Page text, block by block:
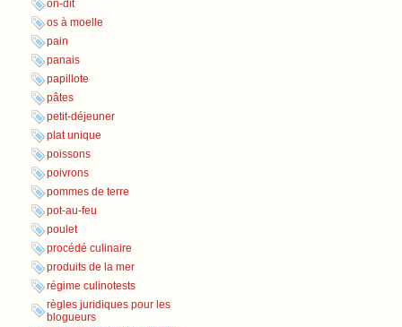
on-dit
os à moelle
pain
panais
papillote
pâtes
petit-déjeuner
plat unique
poissons
poivrons
pommes de terre
pot-au-feu
poulet
procédé culinaire
produits de la mer
régime culinotests
règles juridiques pour les
blogueurs